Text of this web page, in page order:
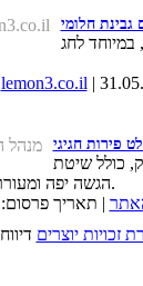
חלומי
במיוחד לחג
lemon3.co.il
פירות חגיגי
כולל שיטת
הגשה יפה ומעוררת תיאבון.
| תאריך פרסום: 26.02.11